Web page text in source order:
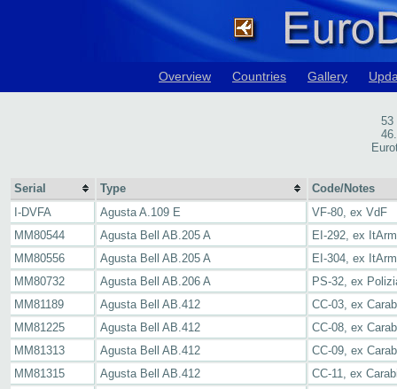
Overview Countries Gallery
53
Serial Type
Code/Notes
I-DVFA
Agusta A.109 E
VF-80, ex VdF
MM80544
Agusta Bell AB.205 A
EI-292, ex
MM80556
Agusta Bell AB.205 A
EI-304, ex
MM80732
Agusta Bell AB.206 A
PS-32, ex
MM81189
Agusta Bell AB.412
CC-03, ex
MM81225
Agusta Bell AB.412
CC-08, ex
MM81313
Agusta Bell AB.412
CC-09, ex
MM81315
Agusta Bell AB.412
CC-11, ex